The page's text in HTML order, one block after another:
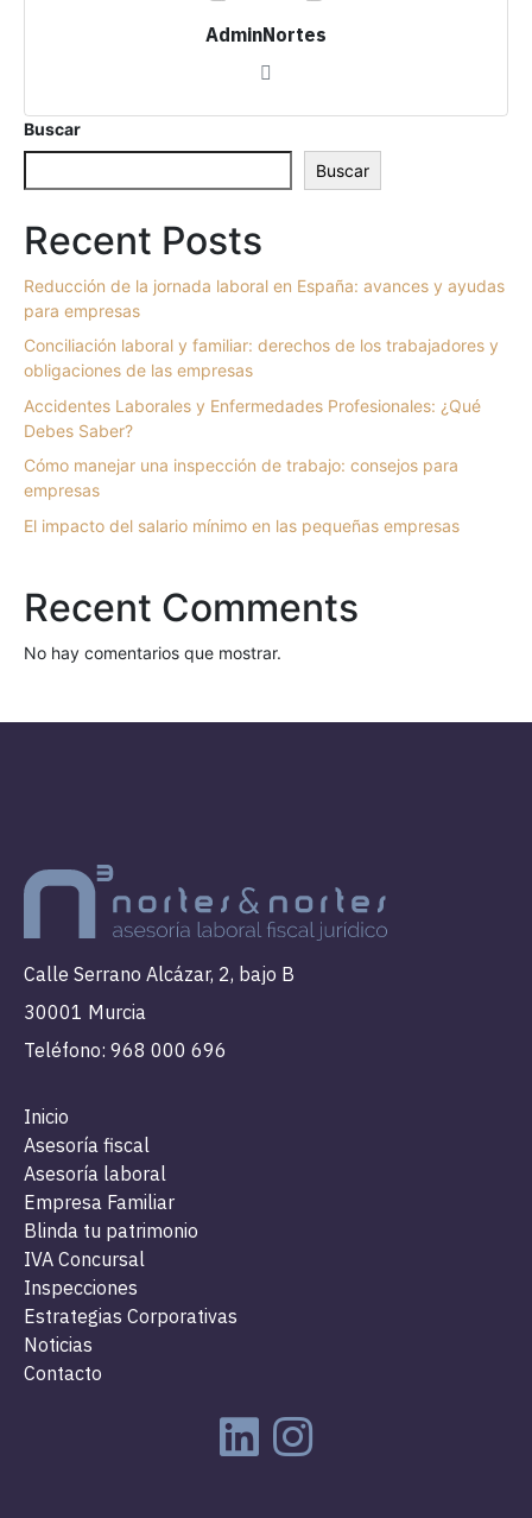
AdminNortes
Buscar
Buscar
Recent Posts
Reducción de la jornada laboral en España: avances y ayudas
para empresas
Conciliación laboral y familiar: derechos de los trabajadores y
obligaciones de las empresas
Accidentes Laborales y Enfermedades Profesionales: ¿Qué
Debes Saber?
Cómo manejar una inspección de trabajo: consejos para
empresas
El impacto del salario mínimo en las pequeñas empresas
Recent Comments
No hay comentarios que mostrar.
Calle Serrano Alcázar, 2, bajo B
30001 Murcia
Teléfono: 968 000 696
Inicio
Asesoría fiscal
Asesoría laboral
Empresa Familiar
Blinda tu patrimonio
IVA Concursal
Inspecciones
Estrategias Corporativas
Noticias
Contacto